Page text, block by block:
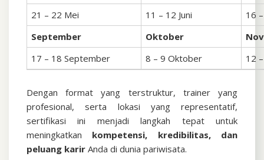
21 – 22 Mei
11 – 12 Juni
16
September
Oktober
17 – 18 September
8 – 9 Oktober 12
Dengan format yang terstruktur, trainer yang
profesional, serta lokasi yang representatif,
sertifikasi ini menjadi langkah tepat untuk
meningkatkan kompetensi, kredibilitas, dan
peluang karir Anda di dunia pariwisata.